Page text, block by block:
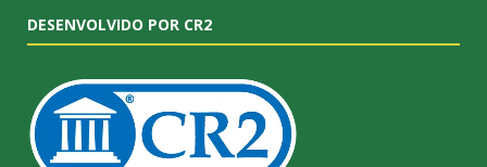
DESENVOLVIDO POR CR2